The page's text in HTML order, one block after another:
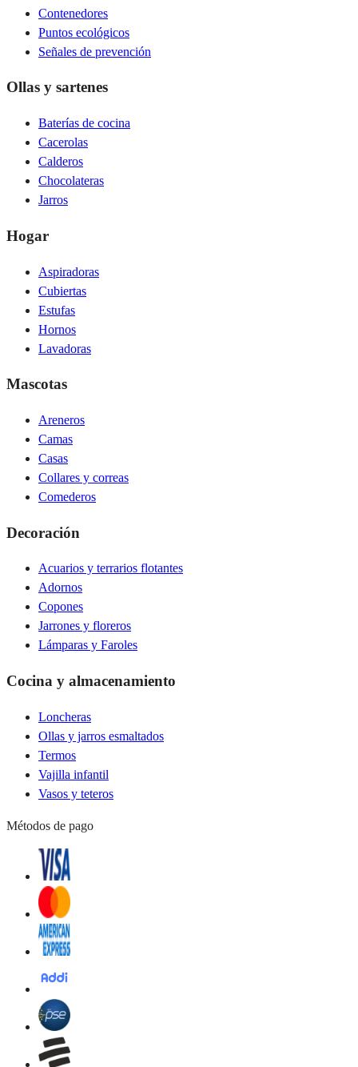
Contenedores
Puntos ecológicos
Señales de prevención
Ollas y sartenes
Baterías de cocina
Cacerolas
Calderos
Chocolateras
Jarros
Hogar
Aspiradoras
Cubiertas
Estufas
Hornos
Lavadoras
Mascotas
Areneros
Camas
Casas
Collares y correas
Comederos
Decoración
Acuarios y terrarios flotantes
Adornos
Copones
Jarrones y floreros
Lámparas y Faroles
Cocina y almacenamiento
Loncheras
Ollas y jarros esmaltados
Termos
Vajilla infantil
Vasos y teteros
Métodos de pago